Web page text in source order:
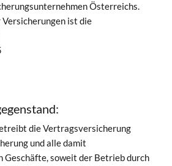
Österreichs.
ist die
die Vertragsversicherung
und alle damit
Geschäfte, soweit der Betrieb durch